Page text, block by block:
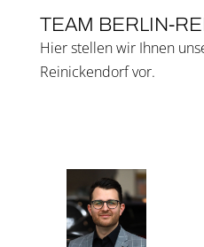
TEAM BER­LIN-
Hier stel­len wir Ihnen
Reinickendorf vor.